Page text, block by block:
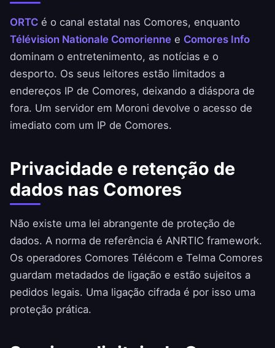
ORTC é o canal estatal nas Comores, enquanto
Télévision Nationale Comorienne e Comores Info
dominam o entretenimento, as notícias e o
desporto. Os seus leitores estão limitados a
endereços IP de Comores, deixando a diáspora de
fora. Um servidor em Moroni devolve o acesso de
imediato com um IP de Comores.
Privacidade e retenção de
dados nas Comores
Não existe uma lei abrangente de proteção de
dados. A norma de referência é ANRTIC framework.
Os operadores Comores Télécom e Telma Comores
guardam metadados de ligação e estão sujeitos a
pedidos legais. Uma ligação cifrada é por isso uma
proteção prática.